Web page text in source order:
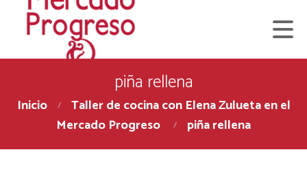
piña rellena
Inicio
Taller de cocina con Elena Zulueta en el
Mercado Progreso
piña rellena